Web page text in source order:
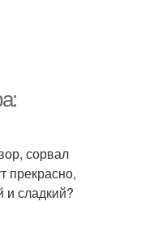
сорвал
прекрасно,
и сладкий?